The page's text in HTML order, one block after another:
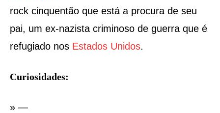
rock cinquentão que está a procura de seu
pai, um ex-nazista criminoso de guerra que é
refugiado nos Estados Unidos.
Curiosidades:
» —